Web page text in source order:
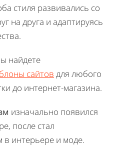
стиля развивались со
на друга и адаптируясь
найдете
сайтов для любого
до интернет-магазина.
изначально появился
после стал
в интерьере и моде.